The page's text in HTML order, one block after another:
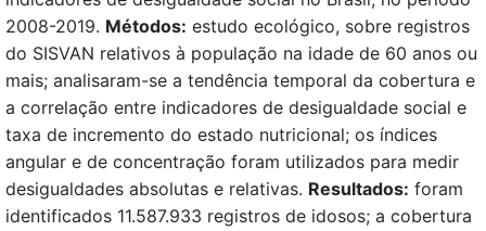
2008-2019. Métodos: estudo ecológico, sobre registros
do SISVAN relativos à população na idade de 60 anos ou
mais; analisaram-se a tendência temporal da cobertura e
a correlação entre indicadores de desigualdade social e
taxa de incremento do estado nutricional; os índices
angular e de concentração foram utilizados para medir
desigualdades absolutas e relativas. Resultados: foram
identificados 11.587.933 registros de idosos; a cobertura